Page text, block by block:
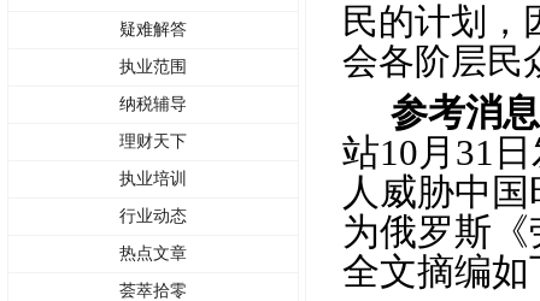
疑难解答
执业范围
纳税辅导
理财天下
执业培训
行业动态
热点文章
荟萃拾零
民的计划，
会各阶层民
参考消
站10月 31
人威胁中
为俄罗斯
全文摘编如